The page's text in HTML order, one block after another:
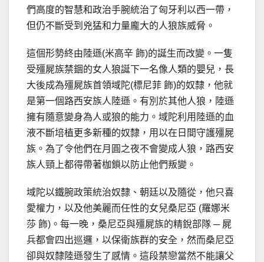
們高度的智慧和政治手腕統治了匈牙利以西一帶，
但仍不斷受到兇猛和力量龐大的人狼族威脅。
這個形勢終由陸遜(米高辛 飾)的誕生而改變。一隻
受殭屍族禁錮的女人狼誕下一名像人類的嬰兒，長
大後成為殭屍族首領域陀(標尼菲 飾)的奴隸，他就
是第一個路西安族人陸遜。有別於其他人狼，陸遜
擁有隨意變身為人或狼的能力。域陀利用陸遜的血
液不斷培植更多新種的奴隸，用以在日間守護殭屍
族。為了令他們在月圓之夜不會變成人狼，路西安
族人頸上都得帶著枷鎖以防止他們叛變。
域陀以鐵腕政策統治奴隸、朝廷以及隨從，他只喜
愛權力，以及他美麗而任性的女兒桑尼亞 (羅娜米
莎 飾)。每一晚，桑尼亞與殭屍族的精銳部隊 ─ 屍
兵都會四出巡邏，以保衛族群的安全，然而桑尼亞
卻與奴隸陸遜發生了感情。這段禁戀當然不能讓父